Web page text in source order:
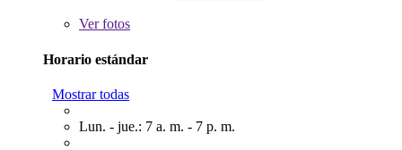
Verfotos
Horario estándar
Mostrar todas
Lun. - jue.: 7 a. m. - 7 p. m.